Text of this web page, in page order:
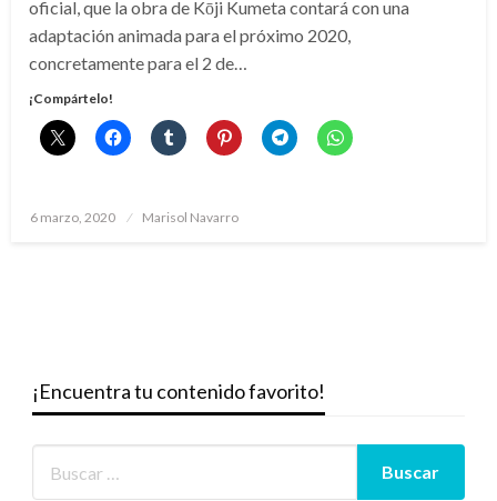
oficial, que la obra de Kōji Kumeta contará con una
adaptación animada para el próximo 2020,
concretamente para el 2 de…
¡Compártelo!
Publicado
6 marzo, 2020 Marisol Navarro
¡Encuentra tu contenido favorito!